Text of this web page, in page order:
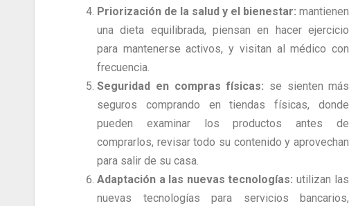
Priorización de la salud y el bienestar: mantienen
una dieta equilibrada, piensan en hacer ejercicio
para mantenerse activos, y visitan al médico con
frecuencia.
Seguridad en compras físicas: se sienten más
seguros comprando en tiendas físicas, donde
pueden examinar los productos antes de
comprarlos, revisar todo su contenido y aprovechan
para salir de su casa.
Adaptación a las nuevas tecnologías: utilizan las
nuevas tecnologías para servicios bancarios,